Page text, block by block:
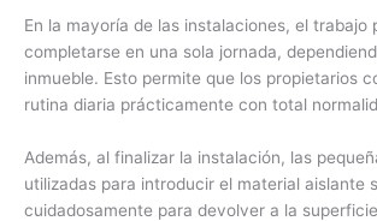
En la mayoría de las instalaciones, el trabajo
completarse en una sola jornada,
inmueble. Esto permite que los propietarios
rutina diaria prácticamente con total
Además, al finalizar la instalación, las
utilizadas para introducir el material aislante
cuidadosamente para devolver a la